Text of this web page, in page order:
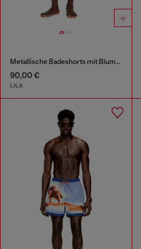
Metallische Badeshorts mit Blumenmuster
90,00 €
LILA